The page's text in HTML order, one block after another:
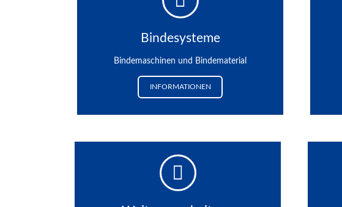
Bindesysteme
Bindemaschinen und Bindematerial
INFORMATIONEN